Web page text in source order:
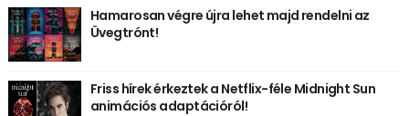
Hamarosan végre újra lehet majd rendelni az
Üvegtrónt!
Friss hírek érkeztek a Netflix-féle Midnight Sun
animációs adaptációról!